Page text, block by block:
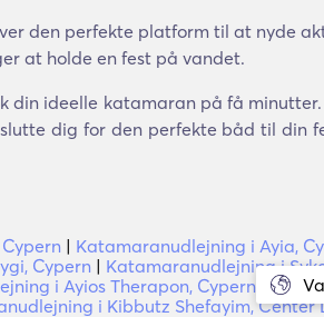
den perfekte platform til at nyde
at holde en fest på vandet.
din ideelle katamaran på få
dig for den perfekte båd til din
| Katamaranudlejning i Ayia,
Cypern | Katamaranudlejning i
i Ayios Therapon, Cypern
i Kibbutz Shefayim, Center